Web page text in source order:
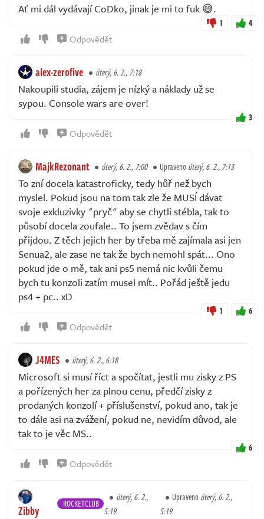
Ať mi dál vydávají CoDko, jinak je mi to fuk 😅.
1 4
Odpovědět
alex-zerofive úterý, 6. 2., 7:18
Nakoupili studia, zájem je nízký a náklady už se
sypou. Console wars are over!
3
Odpovědět
MajkRezonant úterý, 6. 2., 7:00 Upravenoúterý, 6. 2., 7:13
To zní docela katastroficky, tedy hůř než bych
myslel. Pokud jsou na tom tak zle že MUSÍ dávat
svoje exkluzivky "pryč" aby se chytli stébla, tak to
působí docela zoufale.. To jsem zvědav s čím
přijdou. Z těch jejich her by třeba mě zajímala asi jen
Senua2, ale zase ne tak že bych nemohl spát... Ono
pokud jde o mě, tak ani ps5 nemá nic kvůli čemu
bych tu konzoli zatím musel mít.. Pořád ještě jedu
ps4 + pc.. xD
1 6
Odpovědět
J4MES úterý, 6. 2., 6:18
Microsoft si musí říct a spočítat, jestli mu zisky z PS
a pořízených her za plnou cenu, předčí zisky z
prodaných konzolí + příslušenství, pokud ano, tak je
to dále asi na zvážení, pokud ne, nevidím důvod, ale
tak to je věc MS..
6
Odpovědět
Zibby ROCKETCLUB
úterý, 6. 2.,
5:19
Upravenoúterý, 6. 2.,
5:19